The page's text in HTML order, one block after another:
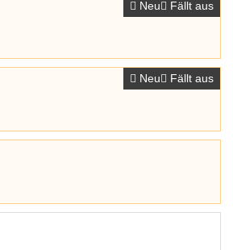
Neu
Fällt aus
Neu
Fällt aus